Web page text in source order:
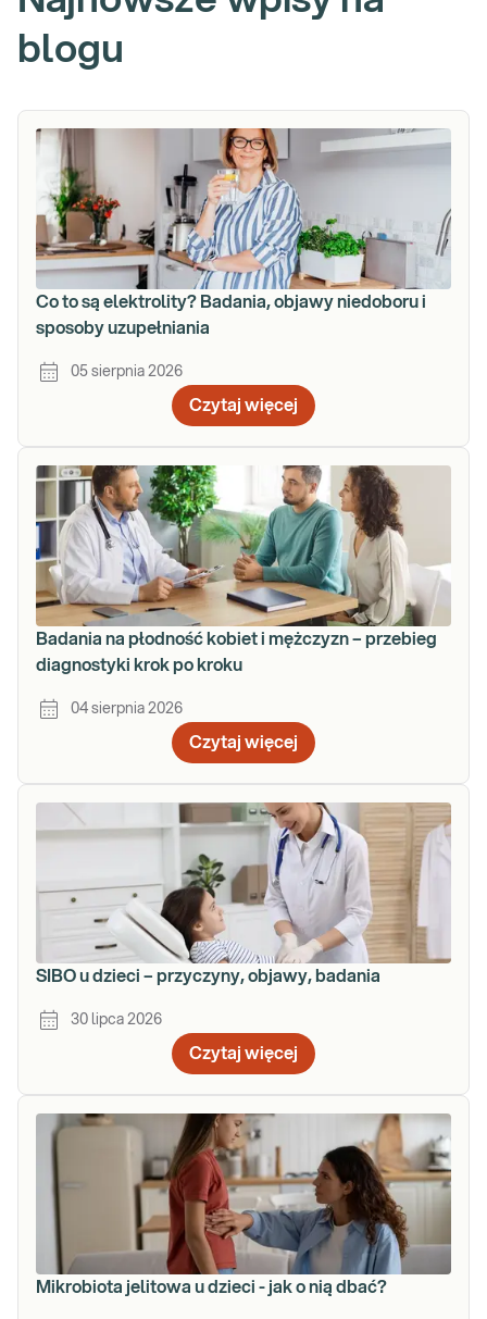
blogu
Co to są elektrolity? Badania, objawy niedoboru i
sposoby uzupełniania
05 sierpnia 2026
Czytaj więcej
Badania na płodność kobiet i mężczyzn – przebieg
diagnostyki krok po kroku
04 sierpnia 2026
Czytaj więcej
SIBO u dzieci – przyczyny, objawy, badania
30 lipca 2026
Czytaj więcej
Mikrobiota jelitowa u dzieci - jak o nią dbać?